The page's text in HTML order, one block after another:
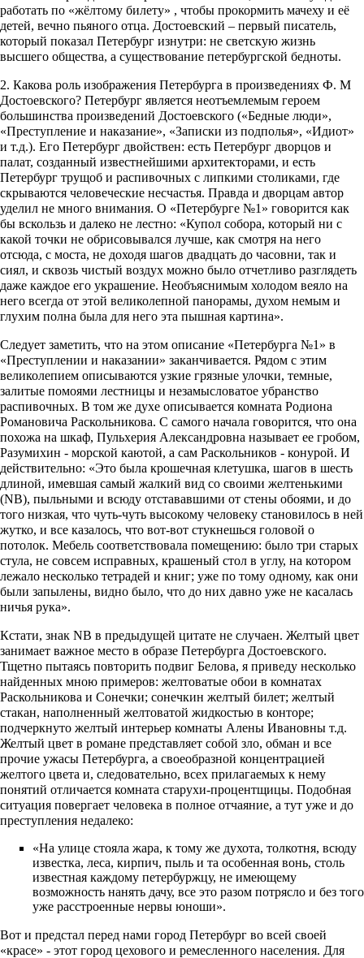
работать по «жёлтому билету» , чтобы прокормить мачеху и её
детей, вечно пьяного отца. Достоевский – первый писатель,
который показал Петербург изнутри: не светскую жизнь
высшего общества, а существование петербургской бедноты.
2. Какова роль изображения Петербурга в произведениях Ф. М
Достоевского? Петербург является неотъемлемым героем
большинства произведений Достоевского («Бедные люди»,
«Преступление и наказание», «Записки из подполья», «Идиот»
и т.д.). Его Петербург двойствен: есть Петербург дворцов и
палат, созданный известнейшими архитекторами, и есть
Петербург трущоб и распивочных с липкими столиками, где
скрываются человеческие несчастья. Правда и дворцам автор
уделил не много внимания. О «Петербурге №1» говорится как
бы вскользь и далеко не лестно: «Купол собора, который ни с
какой точки не обрисовывался лучше, как смотря на него
отсюда, с моста, не доходя шагов двадцать до часовни, так и
сиял, и сквозь чистый воздух можно было отчетливо разглядеть
даже каждое его украшение. Необъяснимым холодом веяло на
него всегда от этой великолепной панорамы, духом немым и
глухим полна была для него эта пышная картина».
Следует заметить, что на этом описание «Петербурга №1» в
«Преступлении и наказании» заканчивается. Рядом с этим
великолепием описываются узкие грязные улочки, темные,
залитые помоями лестницы и незамысловатое убранство
распивочных. В том же духе описывается комната Родиона
Романовича Раскольникова. С самого начала говорится, что она
похожа на шкаф, Пульхерия Александровна называет ее гробом,
Разумихин - морской каютой, а сам Раскольников - конурой. И
действительно: «Это была крошечная клетушка, шагов в шесть
длиной, имевшая самый жалкий вид со своими желтенькими
(NB), пыльными и всюду отстававшими от стены обоями, и до
того низкая, что чуть-чуть высокому человеку становилось в ней
жутко, и все казалось, что вот-вот стукнешься головой о
потолок. Мебель соответствовала помещению: было три старых
стула, не совсем исправных, крашеный стол в углу, на котором
лежало несколько тетрадей и книг; уже по тому одному, как они
были запылены, видно было, что до них давно уже не касалась
ничья рука».
Кстати, знак NB в предыдущей цитате не случаен. Желтый цвет
занимает важное место в образе Петербурга Достоевского.
Тщетно пытаясь повторить подвиг Белова, я приведу несколько
найденных мною примеров: желтоватые обои в комнатах
Раскольникова и Сонечки; сонечкин желтый билет; желтый
стакан, наполненный желтоватой жидкостью в конторе;
подчеркнуто желтый интерьер комнаты Алены Ивановны т.д.
Желтый цвет в романе представляет собой зло, обман и все
прочие ужасы Петербурга, а своеобразной концентрацией
желтого цвета и, следовательно, всех прилагаемых к нему
понятий отличается комната старухи-процентщицы. Подобная
ситуация повергает человека в полное отчаяние, а тут уже и до
преступления недалеко:
«На улице стояла жара, к тому же духота, толкотня, всюду
известка, леса, кирпич, пыль и та особенная вонь, столь
известная каждому петербуржцу, не имеющему
возможность нанять дачу, все это разом потрясло и без того
уже расстроенные нервы юноши».
Вот и предстал перед нами город Петербург во всей своей
«красе» - этот город цехового и ремесленного населения. Для